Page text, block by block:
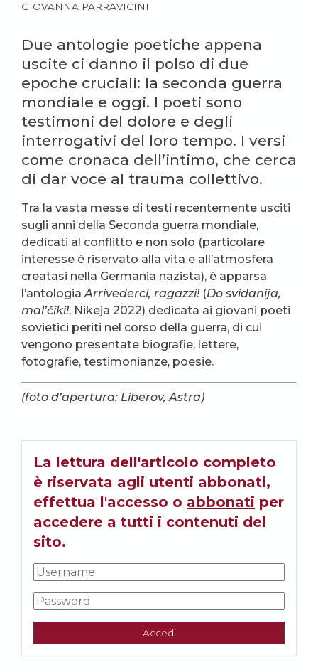
GIOVANNA PARRAVICINI
Due antologie poetiche appena
uscite ci danno il polso di due
epoche cruciali: la seconda guerra
mondiale e oggi. I poeti sono
testimoni del dolore e degli
interrogativi del loro tempo. I versi
come cronaca dell’intimo, che cerca
di dar voce al trauma collettivo.
Tra la vasta messe di testi recentemente usciti
sugli anni della Seconda guerra mondiale,
dedicati al conflitto e non solo (particolare
interesse è riservato alla vita e all’atmosfera
creatasi nella Germania nazista), è apparsa
l’antologiaArrivederci, ragazzi!(Do svidanija,
mal’čiki!, Nikeja 2022) dedicata ai giovani poeti
sovietici periti nel corso della guerra, di cui
vengono presentate biografie, lettere,
fotografie, testimonianze, poesie.
(foto d’apertura: Liberov, Astra)
La lettura dell'articolo completo
è riservata agli utenti abbonati,
effettua l'accesso o abbonati per
accedere a tutti i contenuti del
sito.
Accedi